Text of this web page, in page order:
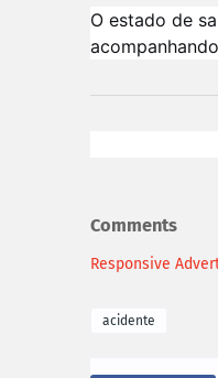
O estado de
Comments
Responsive
acidente